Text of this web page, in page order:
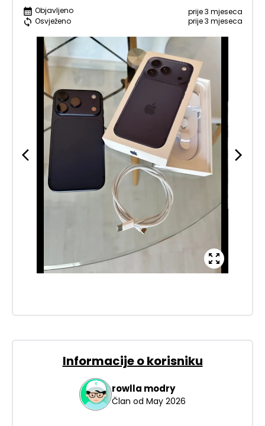
Objavljeno
Osvježeno
prije 3 mjeseca
prije 3 mjeseca
Informacije o korisniku
rowlla modry
Član od May 2026